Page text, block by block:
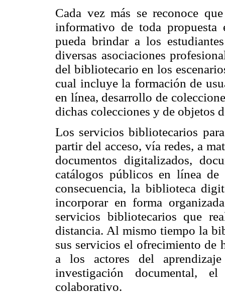
Cada vez más se reconoce
informativo de toda propuesta
pueda brindar a los
diversas asociaciones
del bibliotecario en los
cual incluye la formación de
en línea, desarrollo de
dichas colecciones y de objetos
Los servicios bibliotecarios
partir del acceso, vía redes, a
documentos digitalizados,
catálogos públicos en línea
consecuencia, la biblioteca
incorporar en forma
servicios bibliotecarios que
distancia. Al mismo tiempo la
sus servicios el ofrecimiento de
a los actores del
investigación documental,
colaborativo.